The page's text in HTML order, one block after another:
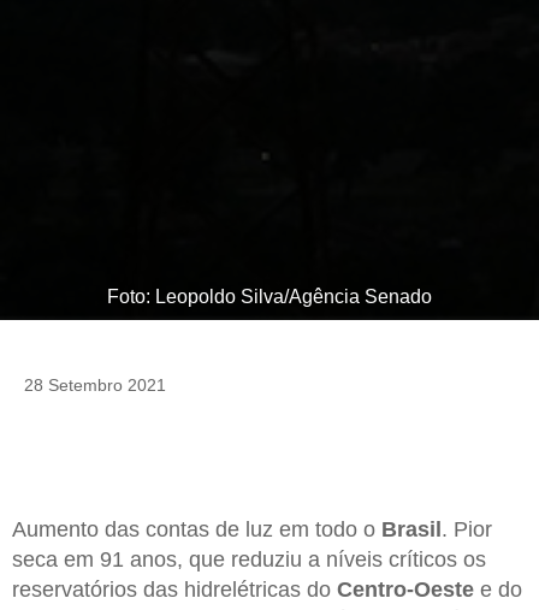
Foto: Leopoldo Silva/Agência Senado
28 Setembro 2021
Aumento das contas de luz em todo o Brasil . Pior
seca em 91 anos, que reduziu a níveis críticos os
reservatórios das hidrelétricas do Centro-Oeste e do